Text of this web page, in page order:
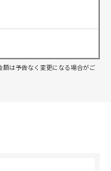
は予告なく変更になる場合がご